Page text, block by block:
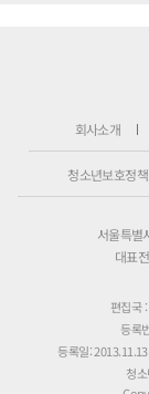
회사소개
청소년보호정책
서울특별
대표
편집국
등록
등록일: 2013.11.13
청